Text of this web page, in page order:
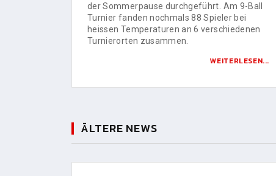
der Sommerpause durchgeführt. Am 9-Ball
Turnier fanden nochmals 88 Spieler bei
heissen Temperaturen an 6 verschiedenen
Turnierorten zusammen.
WEITERLESEN...
ÄLTERE NEWS